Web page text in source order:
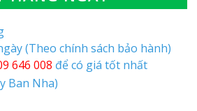
(Theo chính sách bảo hành)
646 008 để có giá tốt nhất
Ban Nha)